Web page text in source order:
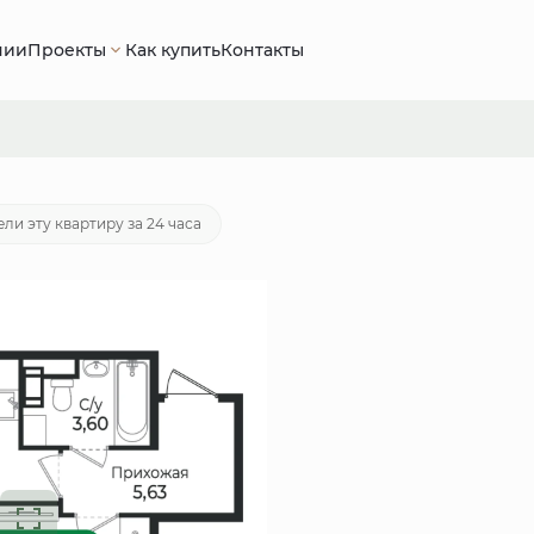
Проекты Как купитьКонтакты
руб.Ипотекаот 21 615 руб./мес.
эту квартиру за 24 часа